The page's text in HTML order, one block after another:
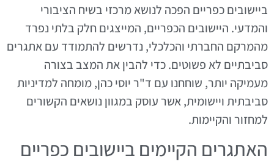
ביישובים כפריים הפכה לנושא מרכזי בשיח הציבורי
והמדעי. היישובים הכפריים, המייצגים חלק בלתי נפרד
מהמרקם החברתי והכלכלי, נדרשים להתמודד עם אתגרים
סביבתיים לא פשוטים. כדי להבין את המצב בצורה
מעמיקה יותר, שוחחנו עם ד"ר יוסי כהן, מומחה למדיניות
סביבתית ויישומית, אשר עוסק במגוון נושאים הקשורים
למחזור והקיימות.
האתגרים הקיימים ביישובים כפריים